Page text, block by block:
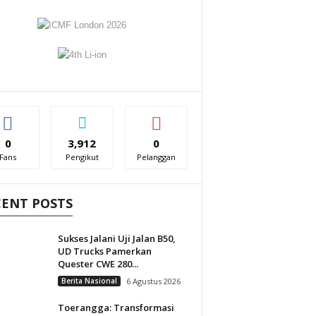
0
Fans
3,912
Pengikut
0
Pelanggan
POSTS
Sukses Jalani Uji Jalan B50,
UD Trucks Pamerkan
Quester CWE 280...
Berita Nasional 6 Agustus 2026
Toerangga: Transformasi